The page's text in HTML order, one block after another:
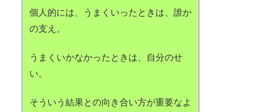
個人的には、うまくいったときは、誰か
の支え。
うまくいかなかったときは、自分のせ
い。
そういう結果との向き合い方が重要なよ